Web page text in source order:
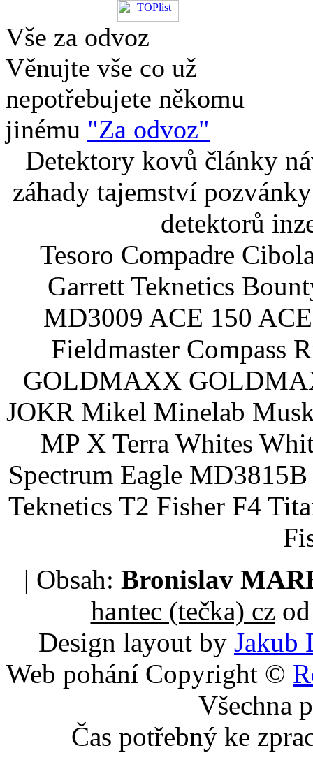
Vše za odvoz
Věnujte vše co už
nepotřebujete někomu
jinému "Za odvoz"
Detektory kovů články
záhady tajemství
detektorů
Tesoro Compadre
Garrett Teknetics
MD3009 ACE 150
Fieldmaster Compass
GOLDMAXX
JOKR Mikel Minelab
MP X Terra Whites
Spectrum Eagle
Teknetics T2 Fisher F4
| Obsah: Bronislav
hantec (tečka) czod
Design layout by Jakub
Web pohání Copyright ©
Všechna
Čas potřebný ke